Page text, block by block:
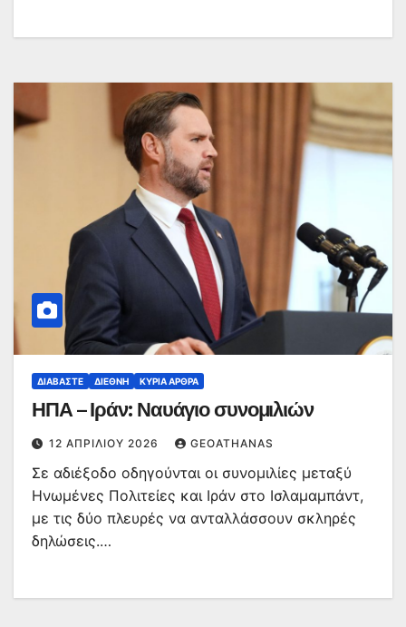
ΔΙΑΒΆΣΤΕ ΔΙΕΘΝΉ ΚΥΡΙΑ ΑΡΘΡΑ
ΗΠΑ – Ιράν: Ναυάγιο συνομιλιών
12 ΑΠΡΙΛΊΟΥ 2026 GEOATHANAS
Σε αδιέξοδο οδηγούνται οι συνομιλίες μεταξύ
Ηνωμένες Πολιτείες και Ιράν στο Ισλαμαμπάντ,
με τις δύο πλευρές να ανταλλάσσουν σκληρές
δηλώσεις.…